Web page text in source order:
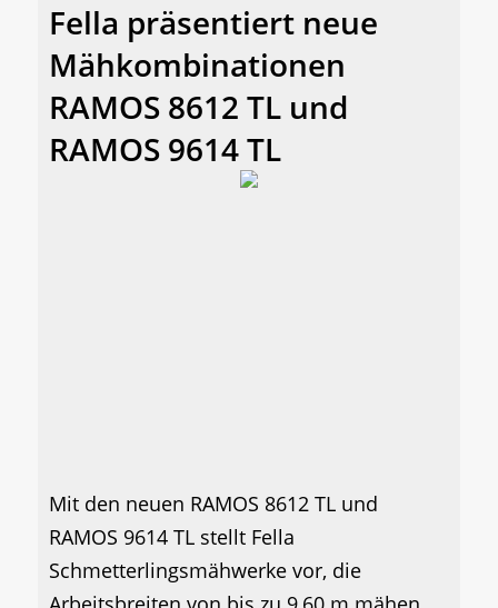
Fella präsentiert neue
Mähkombinationen
RAMOS 8612 TL und
RAMOS 9614 TL
Mit den neuen RAMOS 8612 TL und
RAMOS 9614 TL stellt Fella
Schmetterlingsmähwerke vor, die